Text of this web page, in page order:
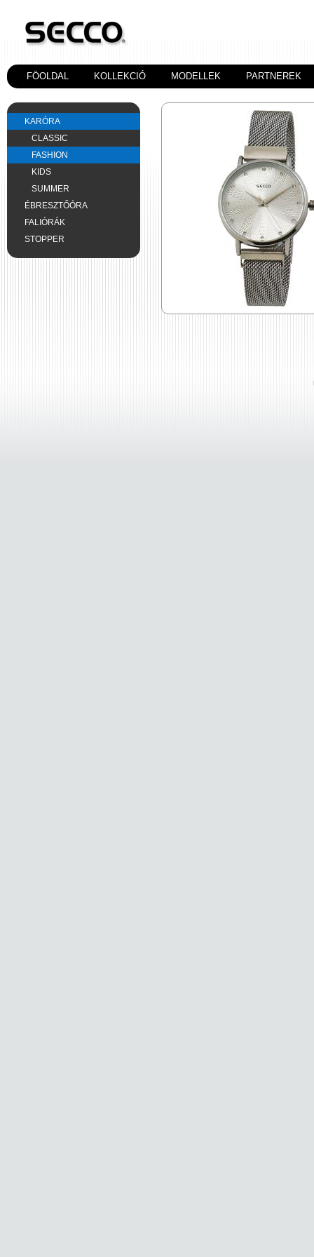
FÖOLDAL KOLLEKCIÓ MODELLEK PARTNEREK
KARÓRA
CLASSIC
FASHION
KIDS
SUMMER
ÉBRESZTŐÓRA
FALIÓRÁK
STOPPER